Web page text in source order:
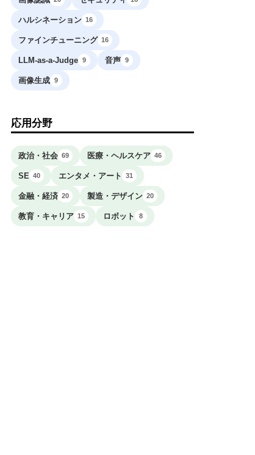
ハルシネーション 16
ファインチューニング 16
LLM-as-a-Judge 9 音声 9
画像生成 9
応用分野
政治・社会 69 医療・ヘルスケア 46
SE 40 エンタメ・アート 31
金融・経済 20 製造・デザイン 20
教育・キャリア 15 ロボット 8